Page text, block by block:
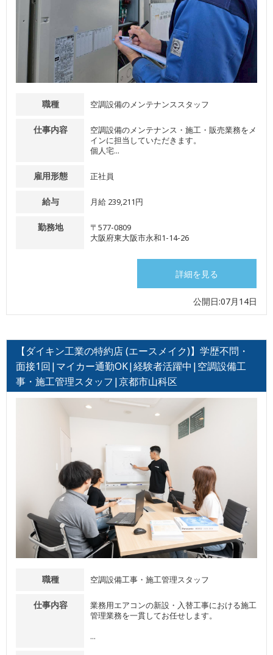
職種 空調設備のメンテナンススタッフ
仕事内容
空調設備のメンテナンス・施工・販売業務をメ
インに担当していただきます。
個人宅...
雇用形態 正社員
給与 月給 239,211円
勤務地
〒577-0809
大阪府東大阪市永和1-14-26
詳細を見る
公開日:07月14日
【ダイキン工業の特約店 (エースメイク)】学歴不問・
面接1回|マイカー通勤OK|経験者活躍中|空調設備工
事・施工管理スタッフ|京都市山科区
職種 空調設備工事・施工管理スタッフ
仕事内容
業務用エアコンの新設・入替工事における施工
管理業務を一貫してお任せします。
...